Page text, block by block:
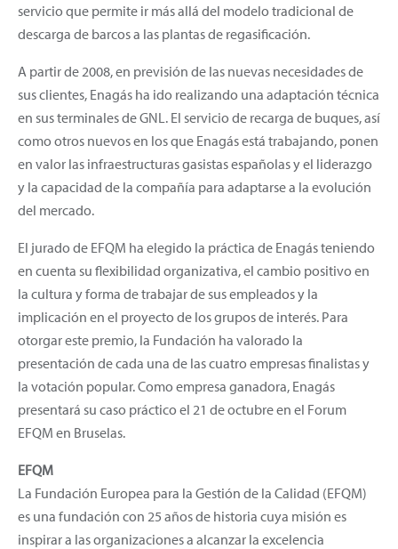
servicio que permite ir más allá del modelo tradicional de
descarga de barcos a las plantas de regasificación.
A partir de 2008, en previsión de las nuevas necesidades de
sus clientes, Enagás ha ido realizando una adaptación técnica
en sus terminales de GNL. El servicio de recarga de buques, así
como otros nuevos en los que Enagás está trabajando, ponen
en valor las infraestructuras gasistas españolas y el liderazgo
y la capacidad de la compañía para adaptarse a la evolución
del mercado.
El jurado de EFQM ha elegido la práctica de Enagás teniendo
en cuenta su flexibilidad organizativa, el cambio positivo en
la cultura y forma de trabajar de sus empleados y la
implicación en el proyecto de los grupos de interés. Para
otorgar este premio, la Fundación ha valorado la
presentación de cada una de las cuatro empresas finalistas y
la votación popular. Como empresa ganadora, Enagás
presentará su caso práctico el 21 de octubre en el Forum
EFQM en Bruselas.
EFQM
La Fundación Europea para la Gestión de la Calidad (EFQM)
es una fundación con 25 años de historia cuya misión es
inspirar a las organizaciones a alcanzar la excelencia